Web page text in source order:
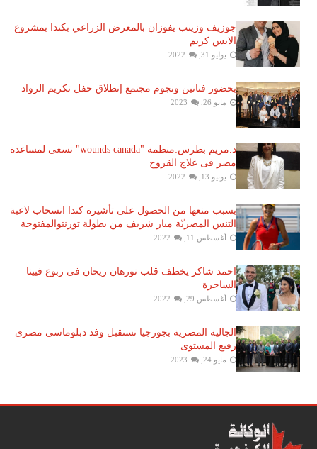
جوزيف وزينب يفوزان بالمعرض الزراعي بكندا بمشروع
الايس كريم
يوليو 31, 2022
بحضور فنانين ونجوم مجتمع إنطلاق حفل تكريم الرواد
مايو 26, 2023
د.مريم بطرس:منظمة "wounds canada" تسعى لمساعدة
مصر فى علاج القروح
يونيو 13, 2022
بسبب منعها من الحصول على تأشيرة كندا انسحاب لاعبة ​
التنس​ المصريّة ​ميار شريف​ من بطولة ​تورنتو​المفتوحة
أغسطس 11, 2022
احمد شاكر يخطف قلب نورهان ريحان فى ربوع فيينا
الساحرة
أغسطس 29, 2022
الجالية المصرية بجورجيا تستقبل وفد دبلوماسى مصرى
رفيع المستوى
مايو 24, 2023